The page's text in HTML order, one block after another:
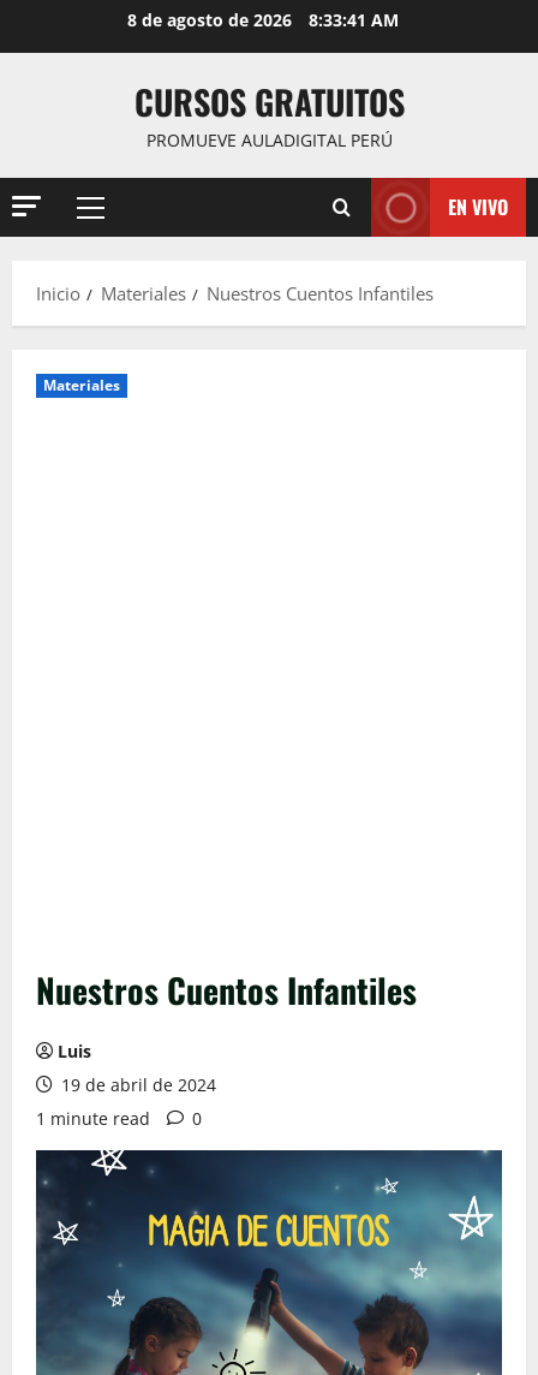
8 de agosto de 2026 8:33:43 AM
CURSOS GRATUITOS
PROMUEVE AULADIGITAL PERÚ
Menú
EN VIVO
Inicio Materiales Nuestros Cuentos Infantiles
Materiales
Nuestros Cuentos Infantiles
Luis
19 de abril de 2024
1 minute read
0